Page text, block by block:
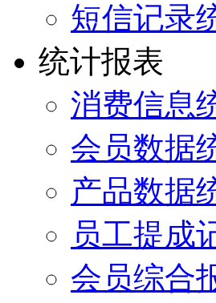
短信记录
统计报表
消费信息
会员数据
产品数据
员工提成
会员综合